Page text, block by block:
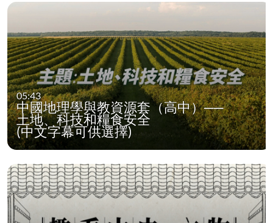
05:43
中國地理學與教資源套（高中）──
土地、科技和糧食安全
(中文字幕可供選擇)